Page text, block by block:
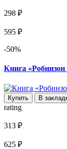
298 ₽
595 ₽
-50%
Книга
Купить В
rating
313 ₽
625 ₽